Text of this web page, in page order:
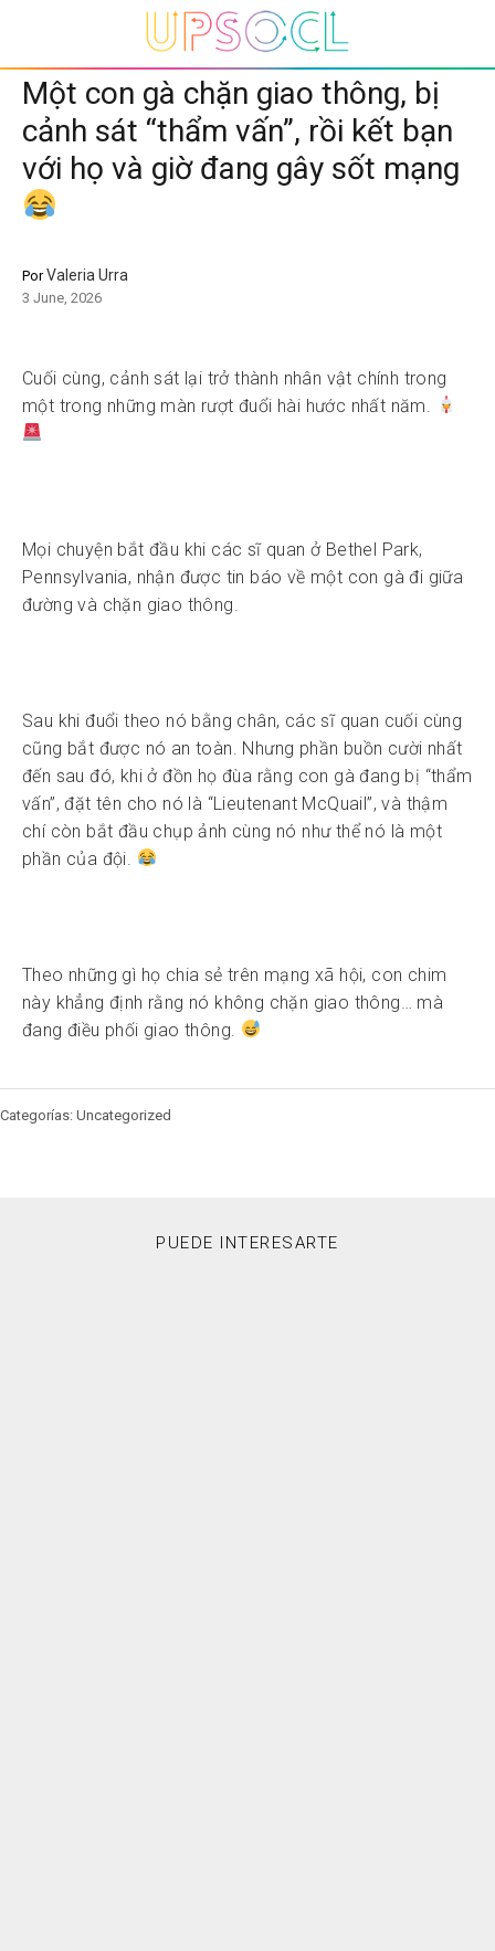
Một con gà chặn giao thông, bị
cảnh sát “thẩm vấn”, rồi kết bạn
với họ và giờ đang gây sốt mạng
PorValeria Urra
3 June, 2026
Cuối cùng, cảnh sát lại trở thành nhân vật chính trong
một trong những màn rượt đuổi hài hước nhất năm.
Mọi chuyện bắt đầu khi các sĩ quan ở Bethel Park,
Pennsylvania, nhận được tin báo về một con gà đi giữa
đường và chặn giao thông.
Sau khi đuổi theo nó bằng chân, các sĩ quan cuối cùng
cũng bắt được nó an toàn. Nhưng phần buồn cười nhất
đến sau đó, khi ở đồn họ đùa rằng con gà đang bị “thẩm
vấn”, đặt tên cho nó là “Lieutenant McQuail”, và thậm
chí còn bắt đầu chụp ảnh cùng nó như thể nó là một
phần của đội.
Theo những gì họ chia sẻ trên mạng xã hội, con chim
này khẳng định rằng nó không chặn giao thông… mà
đang điều phối giao thông.
Categorías: Uncategorized
PUEDE INTERESARTE